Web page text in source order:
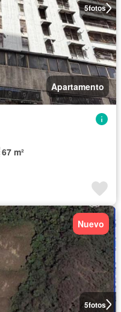
5fotos
Apartamento
67 m²
5fotos
Nuevo